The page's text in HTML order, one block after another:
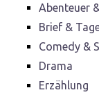
Abenteuer
Brief &
Comedy &
Drama
Erzählung